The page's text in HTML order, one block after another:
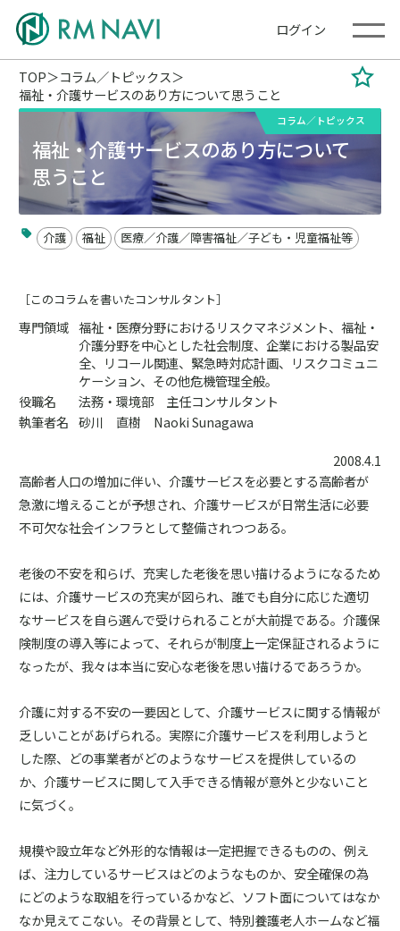
ログイン
TOP
コラム／トピックス
福祉・介護サービスのあり方について思うこと
コラム／トピックス
福祉・介護サービスのあり方について
思うこと
介護 福祉 医療／介護／障害福祉／子ども・児童福祉等
［このコラムを書いたコンサルタント］
専門領域 福祉・医療分野におけるリスクマネジメント、福祉・
介護分野を中心とした社会制度、企業における製品安
全、リコール関連、緊急時対応計画、リスクコミュニ
ケーション、その他危機管理全般。
役職名
法務・環境部 主任コンサルタント
執筆者名 砂川 直樹 Naoki Sunagawa
2008.4.1
高齢者人口の増加に伴い、介護サービスを必要とする高齢者が
急激に増えることが予想され、介護サービスが日常生活に必要
不可欠な社会インフラとして整備されつつある。
老後の不安を和らげ、充実した老後を思い描けるようになるため
には、介護サービスの充実が図られ、誰でも自分に応じた適切
なサービスを自ら選んで受けられることが大前提である。介護保
険制度の導入等によって、それらが制度上一定保証されるように
なったが、我々は本当に安心な老後を思い描けるであろうか。
介護に対する不安の一要因として、介護サービスに関する情報が
乏しいことがあげられる。実際に介護サービスを利用しようと
した際、どの事業者がどのようなサービスを提供しているの
か、介護サービスに関して入手できる情報が意外と少ないこと
に気づく。
規模や設立年など外形的な情報は一定把握できるものの、例え
ば、注力しているサービスはどのようなものか、安全確保の為
にどのような取組を行っているかなど、ソフト面についてはなか
なか見えてこない。その背景として、特別養護老人ホームなど福